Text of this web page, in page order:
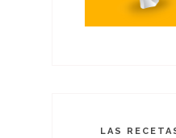
LAS